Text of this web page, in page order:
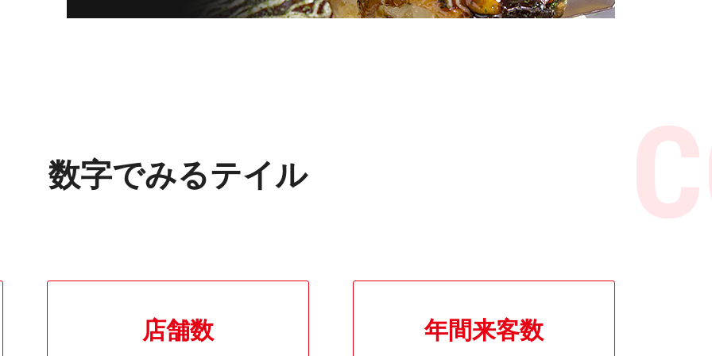
数字でみるテイル
店舗数 年間来客数